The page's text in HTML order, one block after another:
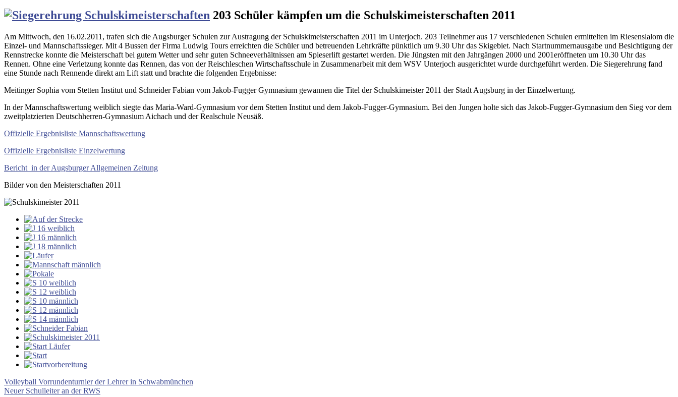
203 Schüler kämpfen um die Schulskimeisterschaften 2011
Am Mittwoch, den 16.02.2011, trafen sich die Augsburger Schulen zur Austragung der Schulskimeisterschaften 2011 im Unterjoch. 203 Teilnehmer aus 17 verschiedenen Schulen ermittelten im Riesenslalom die
Einzel- und Mannschaftssieger. Mit 4 Bussen der Firma Ludwig Tours erreichten die Schüler und betreuenden Lehrkräfte pünktlich um 9.30 Uhr das Skigebiet. Nach Startnummernausgabe und Besichtigung der
Rennstrecke konnte die Meisterschaft bei gutem Wetter und sehr guten Schneeverhältnissen am Spieserlift gestartet werden. Die Jüngsten mit den Jahrgängen 2000 und 2001eröffneten um 10.30 Uhr das
Rennen. Ohne eine Verletzung konnte das Rennen, das von der Reischleschen Wirtschaftsschule in Zusammenarbeit mit dem WSV Unterjoch ausgerichtet wurde durchgeführt werden. Die Siegerehrung fand
eine Stunde nach Rennende direkt am Lift statt und brachte die folgenden Ergebnisse:
Meitinger Sophia vom Stetten Institut und Schneider Fabian vom Jakob-Fugger Gymnasium gewannen die Titel der Schulskimeister 2011 der Stadt Augsburg in der Einzelwertung.
In der Mannschaftswertung weiblich siegte das Maria-Ward-Gymnasium vor dem Stetten Institut und dem Jakob-Fugger-Gymnasium. Bei den Jungen holte sich das Jakob-Fugger-Gymnasium den Sieg vor dem
zweitplatzierten Deutschherren-Gymnasium Aichach und der Realschule Neusäß.
Offizielle Ergebnisliste Mannschaftswertung
Offizielle Ergebnisliste Einzelwertung
Bericht in der Augsburger Allgemeinen Zeitung
Bilder von den Meisterschaften 2011
Beitragsnavigation
Vorheriger
Beitrag:
Volleyball Vorrundenturnier der Lehrer in Schwabmünchen
Nächster
Neuer Schulleiter an der RWS